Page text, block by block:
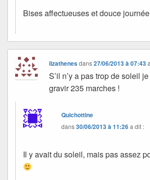
Bises affectueuses et douce
lizathenesdans27/06/2013 à 07:43
S’il n’y a pas trop de soleil
gravir 235 marches !
Quichottine
dans30/06/2013 à 11:26a dit :
Il y avait du soleil, mais pas assez